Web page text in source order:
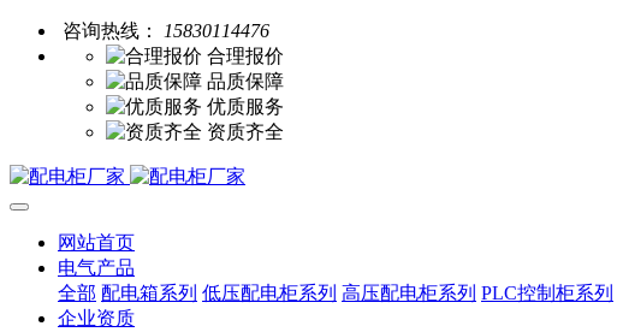
咨询热线：
15830114476
合理报价
品质保障
优质服务
资质齐全
网站首页
电气产品
全部 配电箱系列 低压配电柜系列 高压配电柜系列 PLC控制柜系列
企业资质